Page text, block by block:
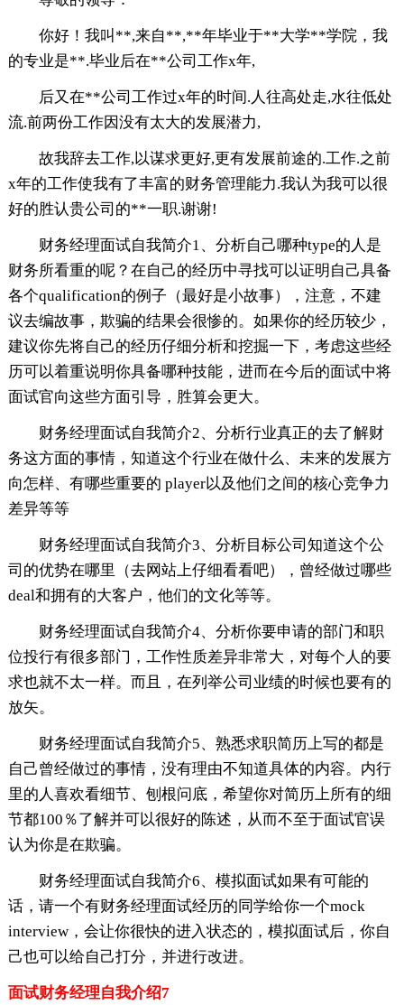
你好！我叫**,来自**,**年毕业于**大学**学院，我
的专业是**.毕业后在**公司工作x年,
后又在**公司工作过x年的时间.人往高处走,水往低处
流.前两份工作因没有太大的发展潜力,
故我辞去工作,以谋求更好,更有发展前途的.工作.之前
x年的工作使我有了丰富的财务管理能力.我认为我可以很
好的胜认贵公司的**一职.谢谢!
财务经理面试自我简介1、分析自己哪种type的人是
财务所看重的呢？在自己的经历中寻找可以证明自己具备
各个qualification的例子（最好是小故事），注意，不建
议去编故事，欺骗的结果会很惨的。如果你的经历较少，
建议你先将自己的经历仔细分析和挖掘一下，考虑这些经
历可以着重说明你具备哪种技能，进而在今后的面试中将
面试官向这些方面引导，胜算会更大。
财务经理面试自我简介2、分析行业真正的去了解财
务这方面的事情，知道这个行业在做什么、未来的发展方
向怎样、有哪些重要的 player以及他们之间的核心竞争力
差异等等
财务经理面试自我简介3、分析目标公司知道这个公
司的优势在哪里（去网站上仔细看看吧），曾经做过哪些
deal和拥有的大客户，他们的文化等等。
财务经理面试自我简介4、分析你要申请的部门和职
位投行有很多部门，工作性质差异非常大，对每个人的要
求也就不太一样。而且，在列举公司业绩的时候也要有的
放矢。
财务经理面试自我简介5、熟悉求职简历上写的都是
自己曾经做过的事情，没有理由不知道具体的内容。内行
里的人喜欢看细节、刨根问底，希望你对简历上所有的细
节都100％了解并可以很好的陈述，从而不至于面试官误
认为你是在欺骗。
财务经理面试自我简介6、模拟面试如果有可能的
话，请一个有财务经理面试经历的同学给你一个mock
interview，会让你很快的进入状态的，模拟面试后，你自
己也可以给自己打分，并进行改进。
面试财务经理自我介绍7